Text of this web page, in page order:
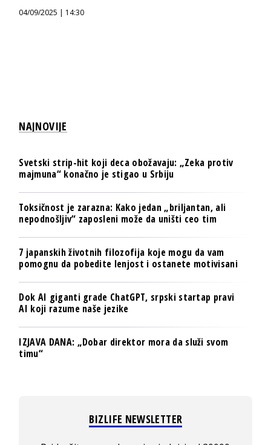
04/09/2025 | 14:30
NAJNOVIJE
Svetski strip-hit koji deca obožavaju: „Zeka protiv
majmuna“ konačno je stigao u Srbiju
Toksičnost je zarazna: Kako jedan „briljantan, ali
nepodnošljiv“ zaposleni može da uništi ceo tim
7 japanskih životnih filozofija koje mogu da vam
pomognu da pobedite lenjost i ostanete motivisani
Dok AI giganti grade ChatGPT, srpski startap pravi
AI koji razume naše jezike
IZJAVA DANA: „Dobar direktor mora da služi svom
timu“
BIZLIFE NEWSLETTER